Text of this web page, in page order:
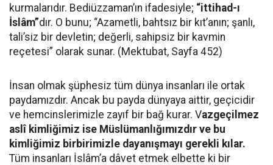
kurmalarıdır. Bediüzzaman’ın ifadesiyle; “ittihad-ı
İslâm”dır. O bunu; “Azametli, bahtsız bir kıt’anın; şanlı,
tali’siz bir devletin; değerli, sahipsiz bir kavmin
reçetesi” olarak sunar. (Mektubat, Sayfa 452)
İnsan olmak şüphesiz tüm dünya insanları ile ortak
paydamızdır. Ancak bu payda dünyaya aittir, geçicidir
ve hemcinslerimizle zayıf bir bağ kurar. Vazgeçilmez
aslî kimliğimiz ise Müslümanlığımızdır ve bu
kimliğimiz birbirimizle dayanışmayı gerekli kılar.
Tüm insanları İslâm’a dâvet etmek elbette ki bir